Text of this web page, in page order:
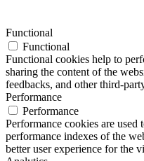
Functional
Functional
Functional cookies help to
sharing the content of the
feedbacks, and other third-
Performance
Performance
Performance cookies are used
performance indexes of the
better user experience for the